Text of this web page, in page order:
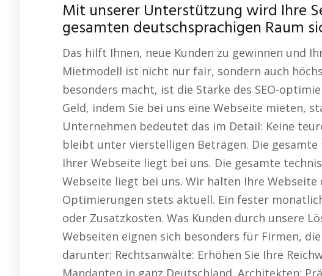
Mit unserer Unterstützung wird Ihre
gesamten deutschsprachigen Raum
Das hilft Ihnen, neue Kunden zu gewinnen und
Mietmodell ist nicht nur fair, sondern auch
besonders macht, ist die Stärke des SEO-
Geld, indem Sie bei uns eine Webseite mieten,
Unternehmen bedeutet das im Detail: Keine
bleibt unter vierstelligen Beträgen. Die
Ihrer Webseite liegt bei uns. Die gesamte
Webseite liegt bei uns. Wir halten Ihre
Optimierungen stets aktuell. Ein fester
oder Zusatzkosten. Was Kunden durch unsere
Webseiten eignen sich besonders für Firmen,
darunter: Rechtsanwälte: Erhöhen Sie Ihre